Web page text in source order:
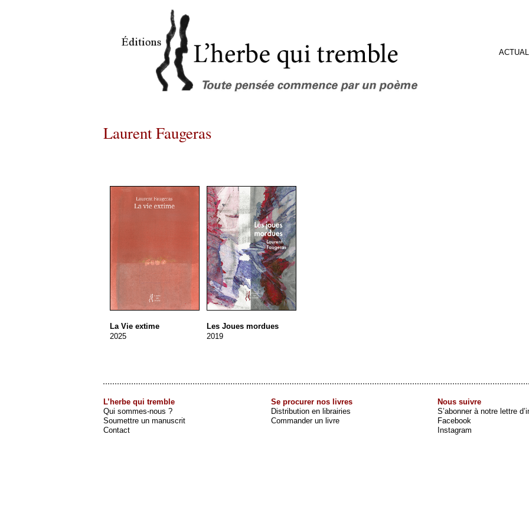
Laurent Faugeras
La Vie extime
2025
Les Joues mordues
2019
L’herbe qui tremble
Qui sommes-nous ?
Soumettre un manuscrit
Contact
Se procurer nos livres
Distribution en librairies
Commander un livre
Nous suivre
S’abonner à notre lettre
Facebook
Instagram